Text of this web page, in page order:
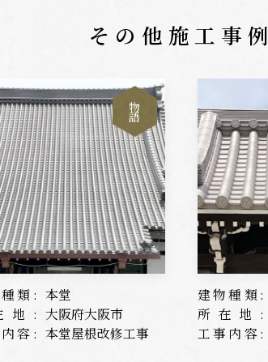
その他施工事例
物
語
類: 本堂
地: 大阪府大阪市
容: 本堂屋根改修工事
建物種類:
所在地:
工事内容: